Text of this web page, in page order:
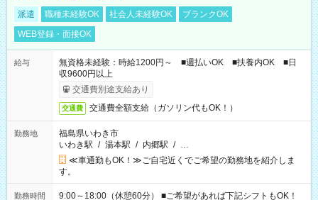
派遣 職種未経験OK 社会人未経験OK
ブランクOK
WEB登録・面接OK
給与
無資格未経験：時給1200円～ ■週払いOK ■扶養内OK ■日
収9600円以上
交通費別途支給あり
交通費 交通費全額支給（ガソリン代もOK！）
勤務地
福島県いわき市
いわき駅 / 湯本駅 / 内郷駅 / …
≪車通勤もOK！≫ご自宅近くでご希望の勤務地を紹介しま
す。
勤務時間
9:00～18:00（休憩60分） ■ご希望があれば下記シフトもOK！